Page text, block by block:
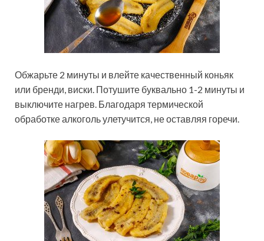
Обжарьте 2 минуты и влейте качественный коньяк
или бренди, виски. Потушите буквально 1-2 минуты и
выключите нагрев. Благодаря термической
обработке алкоголь улетучится, не оставляя горечи.